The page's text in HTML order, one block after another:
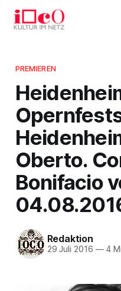
PREMIEREN
Oberto.
Bonifacio
Redaktion
29 Juli 2016 —4